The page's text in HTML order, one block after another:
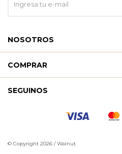
NOSOTROS
COMPRAR
SEGUINOS
© Copyright 2026 / Walnut